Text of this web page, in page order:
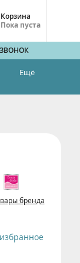
Корзина
Пока пуста
Ещё
бренда